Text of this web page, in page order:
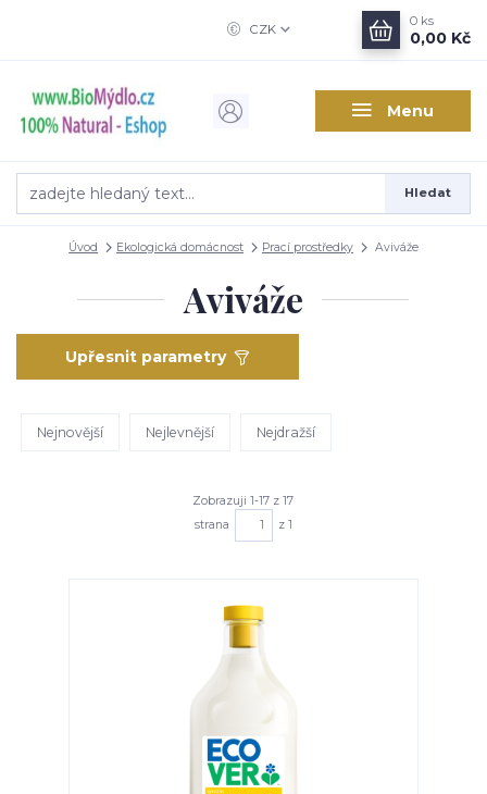
Menu
CZK
Hledat
0 ks
0,00 Kč
Úvod Ekologická domácnost Prací prostředky Aviváže
Aviváže
Upřesnit parametry
Nejnovější Nejlevnější Nejdražší
Zobrazuji 1-17 z 17
strana
z 1